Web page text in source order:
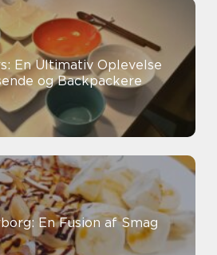
En Ultimativ Oplevelse
og Backpackere
En Fusion af Smag